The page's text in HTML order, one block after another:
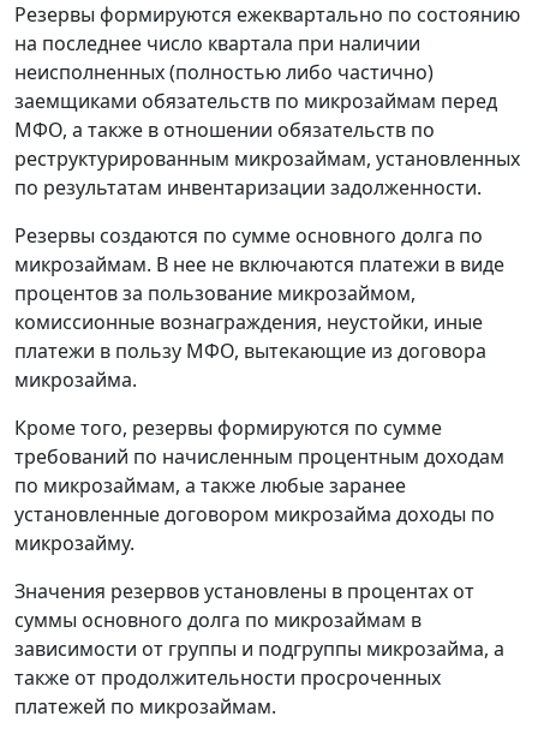
Резервы формируются ежеквартально по состоянию
на последнее число квартала при наличии
неисполненных (полностью либо частично)
заемщиками обязательств по микрозаймам перед
МФО, а также в отношении обязательств по
реструктурированным микрозаймам, установленных
по результатам инвентаризации задолженности.
Резервы создаются по сумме основного долга по
микрозаймам. В нее не включаются платежи в виде
процентов за пользование микрозаймом,
комиссионные вознаграждения, неустойки, иные
платежи в пользу МФО, вытекающие из договора
микрозайма.
Кроме того, резервы формируются по сумме
требований по начисленным процентным доходам
по микрозаймам, а также любые заранее
установленные договором микрозайма доходы по
микрозайму.
Значения резервов установлены в процентах от
суммы основного долга по микрозаймам в
зависимости от группы и подгруппы микрозайма, а
также от продолжительности просроченных
платежей по микрозаймам.